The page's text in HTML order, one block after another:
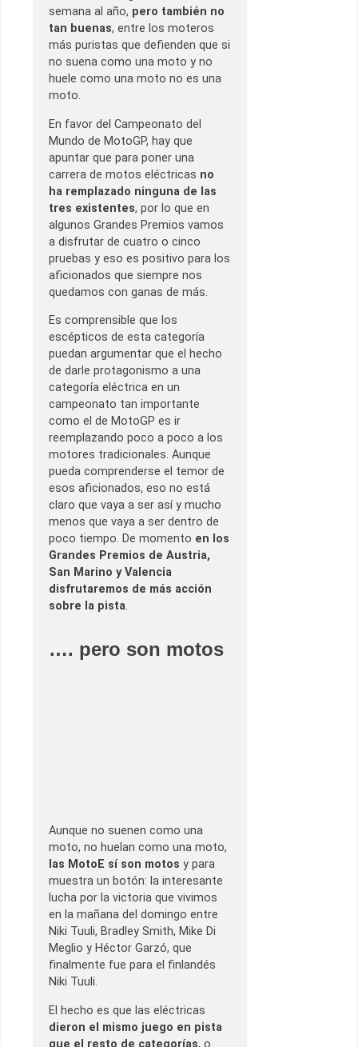
semana al año, pero también no
tan buenas, entre los moteros
más puristas que defienden que si
no suena como una moto y no
huele como una moto no es una
moto.
En favor del Campeonato del
Mundo de MotoGP, hay que
apuntar que para poner una
carrera de motos eléctricas no
ha remplazado ninguna de las
tres existentes, por lo que en
algunos Grandes Premios vamos
a disfrutar de cuatro o cinco
pruebas y eso es positivo para los
aficionados que siempre nos
quedamos con ganas de más.
Es comprensible que los
escépticos de esta categoría
puedan argumentar que el hecho
de darle protagonismo a una
categoría eléctrica en un
campeonato tan importante
como el de MotoGP es ir
reemplazando poco a poco a los
motores tradicionales. Aunque
pueda comprenderse el temor de
esos aficionados, eso no está
claro que vaya a ser así y mucho
menos que vaya a ser dentro de
poco tiempo. De momento en los
Grandes Premios de Austria,
San Marino y Valencia
disfrutaremos de más acción
sobre la pista.
…. pero son motos
Aunque no suenen como una
moto, no huelan como una moto,
las MotoE sí son motos y para
muestra un botón: la interesante
lucha por la victoria que vivimos
en la mañana del domingo entre
Niki Tuuli, Bradley Smith, Mike Di
Meglio y Héctor Garzó, que
finalmente fue para el finlandés
Niki Tuuli.
El hecho es que las eléctricas
dieron el mismo juego en pista
que el resto de categorías, o